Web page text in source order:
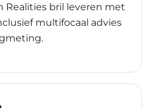
Realities bril leveren met
multifocaal advies